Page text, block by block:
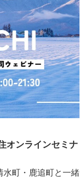
オンラインセミナ
水町・鹿追町と一緒